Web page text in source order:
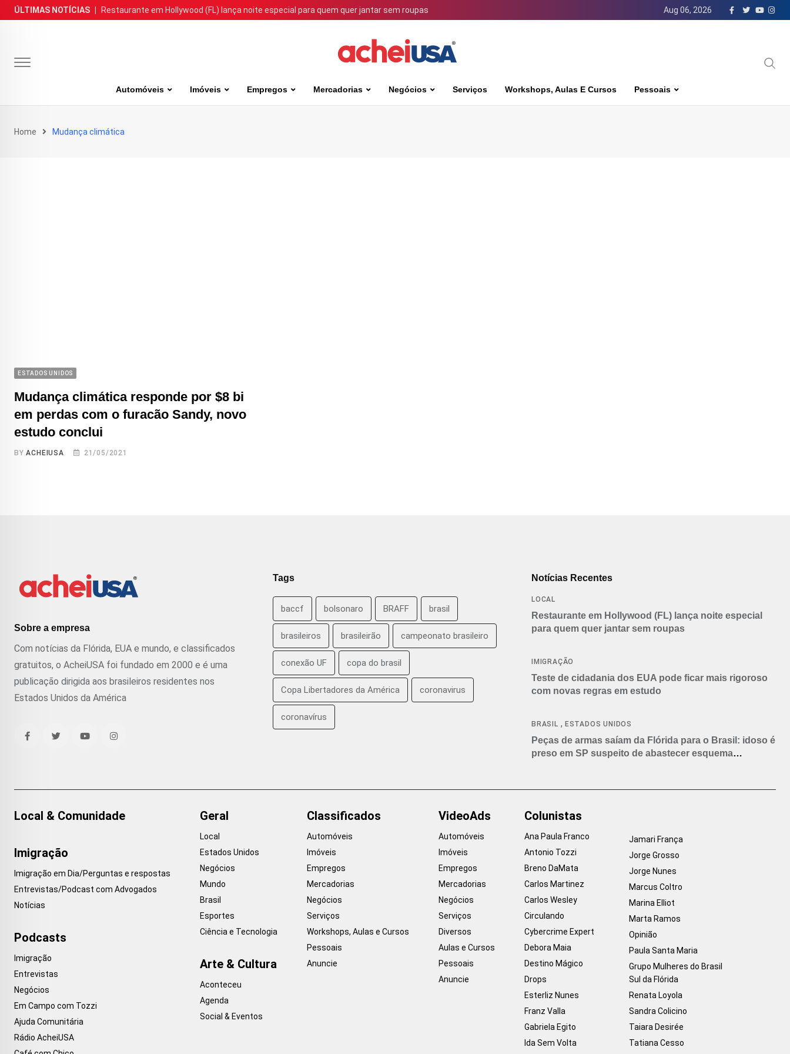
Skip
to
ÚLTIMAS NOTÍCIAS Restaurante em Hollywood (FL) lança noite especial para quem quer jantar sem roupas Aug 06, 2026
Automóveis Imóveis Empregos Mercadorias Negócios Serviços Workshops, Aulas E Cursos Pessoais
Home Mudança climática
ESTADOS UNIDOS
Mudança climática responde por $8 bi
em perdas com o furacão Sandy, novo
estudo conclui
BYACHEIUSA 21/05/2021
Sobre a empresa
Com notícias da Flórida, EUA e mundo, e classificados
gratuitos, o AcheiUSA foi fundado em 2000 e é uma
publicação dirigida aos brasileiros residentes nos
Estados Unidos da América
Tags
baccf bolsonaro BRAFF brasil
brasileiros brasileirão campeonato brasileiro
conexão UF copa do brasil
Copa Libertadores da América coronavirus
coronavírus
Notícias Recentes
LOCAL
Restaurante em Hollywood (FL) lança noite especial
para quem quer jantar sem roupas
IMIGRAÇÃO
Teste de cidadania dos EUA pode ficar mais rigoroso
com novas regras em estudo
BRASIL , ESTADOS UNIDOS
Peças de armas saíam da Flórida para o Brasil: idoso é
preso em SP suspeito de abastecer esquema
Local & Comunidade
Imigração
Imigração em Dia/Perguntas e respostas
Entrevistas/Podcast com Advogados
Notícias
Podcasts
Imigração
Entrevistas
Negócios
Em Campo com Tozzi
Ajuda Comunitária
Rádio AcheiUSA
Geral
Local
Estados Unidos
Negócios
Mundo
Brasil
Esportes
Ciência e Tecnologia
Arte & Cultura
Aconteceu
Agenda
Social & Eventos
Classificados
Automóveis
Imóveis
Empregos
Mercadorias
Negócios
Serviços
Workshops, Aulas e Cursos
Pessoais
Anuncie
VideoAds
Automóveis
Imóveis
Empregos
Mercadorias
Negócios
Serviços
Diversos
Aulas e Cursos
Pessoais
Anuncie
Colunistas
Ana Paula Franco
Antonio Tozzi
Breno DaMata
Carlos Martinez
Carlos Wesley
Circulando
Cybercrime Expert
Debora Maia
Destino Mágico
Drops
Esterliz Nunes
Franz Valla
Gabriela Egito
Ida Sem Volta
Jamari França
Jorge Grosso
Jorge Nunes
Marcus Coltro
Marina Elliot
Marta Ramos
Opinião
Paula Santa Maria
Grupo Mulheres do Brasil
Sul da Flórida
Renata Loyola
Sandra Colicino
Taiara Desirée
Tatiana Cesso